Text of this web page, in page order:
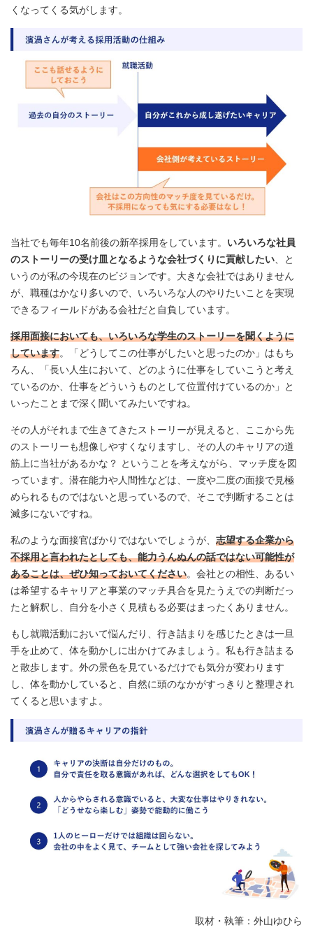
くなってくる気がします。
当社でも毎年10名前後の新卒採用をしています。 いろいろな社員
のストーリーの受け皿となるような会社づくりに貢献したい 、と
いうのが私の今現在のビジョンです。大きな会社ではありません
が、職種はかなり多いので、いろいろな人のやりたいことを実現
できるフィールドがある会社だと自負しています。
採用面接においても、いろいろな学生のストーリーを聞くように
しています。「どうしてこの仕事がしたいと思ったのか」はもち
ろん、「長い人生において、どのように仕事をしていこうと考え
ているのか、仕事をどういうものとして位置付けているのか」と
いったことまで深く聞いてみたいですね。
その人がそれまで生きてきたストーリーが見えると、ここから先
のストーリーも想像しやすくなりますし、その人のキャリアの道
筋上に当社があるかな？ ということを考えながら、マッチ度を図
っています。潜在能力や人間性などは、一度や二度の面接で見極
められるものではないと思っているので、そこで判断することは
滅多にないですね。
私のような面接官ばかりではないでしょうが、 志望する企業から
不採用と言われたとしても、能力うんぬんの話ではない可能性が
あることは、ぜひ知っておいてください。会社との相性、あるい
は希望するキャリアと事業のマッチ具合を見たうえでの判断だっ
たと解釈し、自分を小さく見積もる必要はまったくありません。
もし就職活動において悩んだり、行き詰まりを感じたときは一旦
手を止めて、体を動かしに出かけてみましょう。私も行き詰まる
と散歩します。外の景色を見ているだけでも気分が変わります
し、体を動かしていると、自然に頭のなかがすっきりと整理され
てくると思いますよ。
取材・執筆：外山ゆひら